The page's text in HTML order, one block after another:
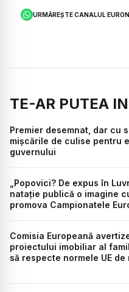
URMĂREȘTE CANALUL
TE-AR PUTEA
Premier desemnat, dar cu
mișcările de culise pentru
guvernului
„Popovici? De expus în
natație publică o imagine
promova Campionatele
Comisia Europeană
proiectului imobiliar al
să respecte normele UE de